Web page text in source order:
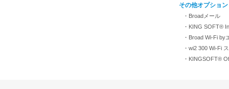
その他オプション
・Broadメール
・KING SOFT®
・Broad Wi-Fi by
・wi2 300 Wi-Fi
・KINGSOFT®